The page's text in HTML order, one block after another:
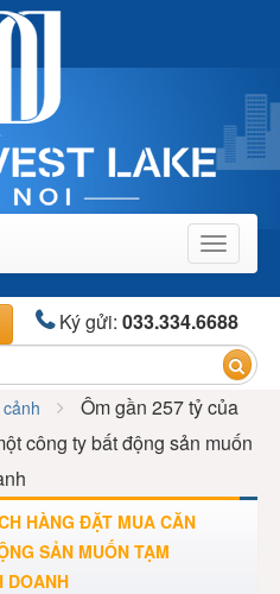
Toggle
Ký gửi:033.334.6688
Ôm gần 257 tỷ của
công ty bất động sản muốn
HÀNG ĐẶT MUA CĂN
SẢN MUỐN TẠM
DOANH